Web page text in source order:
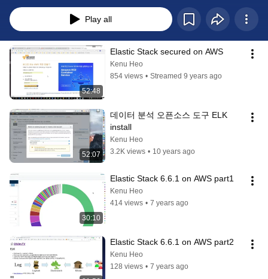
Play all
52:48
Elastic Stack secured on AWS
Kenu Heo
854 views • Streamed 9 years ago
52:07
데이터 분석 오픈소스 도구 ELK
install
Kenu Heo
3.2K views • 10 years ago
30:10
Elastic Stack 6.6.1 on AWS part1
Kenu Heo
414 views • 7 years ago
Elastic Stack 6.6.1 on AWS part2
Kenu Heo
128 views • 7 years ago